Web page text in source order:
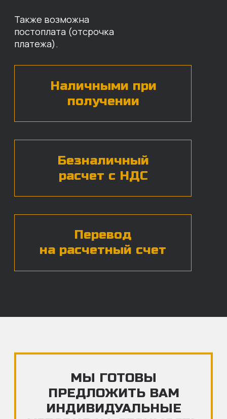
назовут цены и проконсультируют
по нужным деталям.
БЕСПЛАТНАЯ КОНСУЛЬТАЦИЯ
ЧАСТЫЕ ВОПРОСЫ